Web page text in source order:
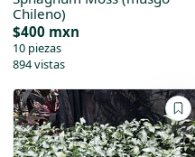
Chileno)
$400 mxn
10 piezas
894 vistas